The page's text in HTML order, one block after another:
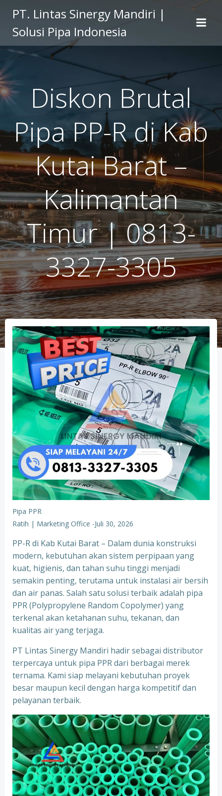
to
content
PT. Lintas Sinergy Mandiri |
Solusi Pipa Indonesia
Diskon Brutal
Pipa PP-R di Kab
Kutai Barat –
Kalimantan
Timur | 0813-
3327-3305
Pipa PPR
Ratih | Marketing Office -Juli 30, 2026
PP-R di Kab Kutai Barat – Dalam dunia konstruksi
modern, kebutuhan akan sistem perpipaan yang
kuat, higienis, dan tahan suhu tinggi menjadi
semakin penting, terutama untuk instalasi air bersih
dan air panas. Salah satu solusi terbaik adalah pipa
PPR (Polypropylene Random Copolymer) yang
terkenal akan ketahanan suhu, tekanan, dan
kualitas air yang terjaga.
PT Lintas Sinergy Mandiri hadir sebagai distributor
terpercaya untuk pipa PPR dari berbagai merek
ternama. Kami siap melayani kebutuhan proyek
besar maupun kecil dengan harga kompetitif dan
pelayanan terbaik.